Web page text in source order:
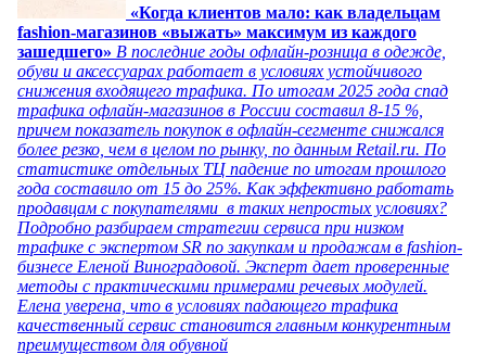
«Когда клиентов мало: как владельцам
fashion-магазинов «выжать» максимум из каждого
зашедшего» В последние годы офлайн-розница в одежде,
обуви и аксессуарах работает в условиях устойчивого
снижения входящего трафика. По итогам 2025 года спад
трафика офлайн-магазинов в России составил 8-15 %,
причем показатель покупок в офлайн-сегменте снижался
более резко, чем в целом по рынку, по данным Retail.ru. По
статистике отдельных ТЦ падение по итогам прошлого
года составило от 15 до 25%. Как эффективно работать
продавцам с покупателями в таких непростых условиях?
Подробно разбираем стратегии сервиса при низком
трафике с экспертом SR по закупкам и продажам в fashion-
бизнесе Еленой Виноградовой. Эксперт дает проверенные
методы с практическими примерами речевых модулей.
Елена уверена, что в условиях падающего трафика
качественный сервис становится главным конкурентным
преимуществом для обувной